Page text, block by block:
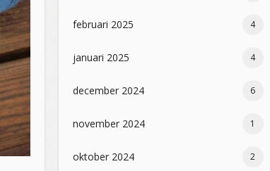
februari 2025 4
januari 2025 4
december 2024 6
november 2024 1
oktober 2024 2